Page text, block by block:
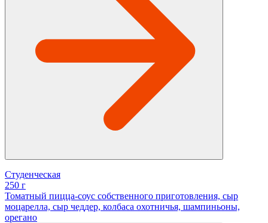
Студенческая
250 г
Томатный пицца-соус собственного приготовления, сыр
моцарелла, сыр чеддер, колбаса охотничья, шампиньоны,
орегано